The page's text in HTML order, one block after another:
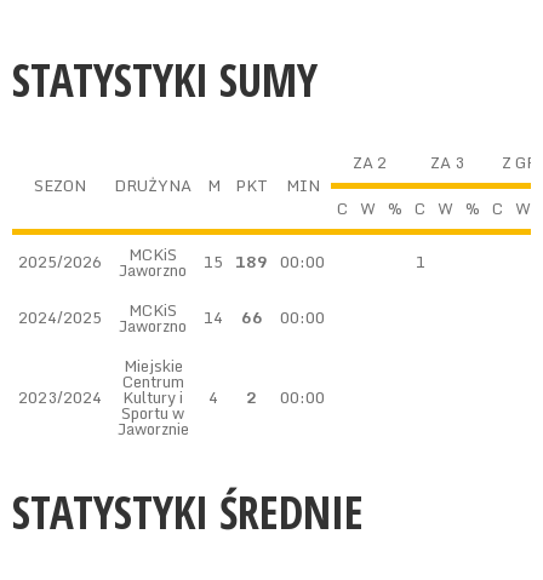
STATYSTYKI SUMY
SEZON DRUŻYNA M PKT MIN
ZA 2 ZA 3
Z
C W % C W % C W
2025/2026
MCKiS
Jaworzno 15 189 00:00 1
2024/2025 MCKiS
Jaworzno 14 66 00:00
2023/2024
Miejskie
Centrum
Kultury i
Sportu w
Jaworznie
4 2 00:00
STATYSTYKI ŚREDNIE